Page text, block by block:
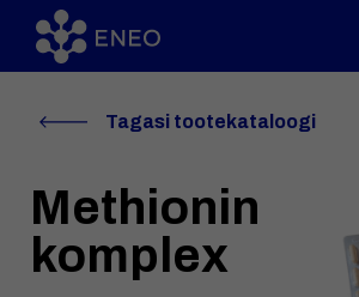
Tagasi tootekataloogi
Methionin
komplex